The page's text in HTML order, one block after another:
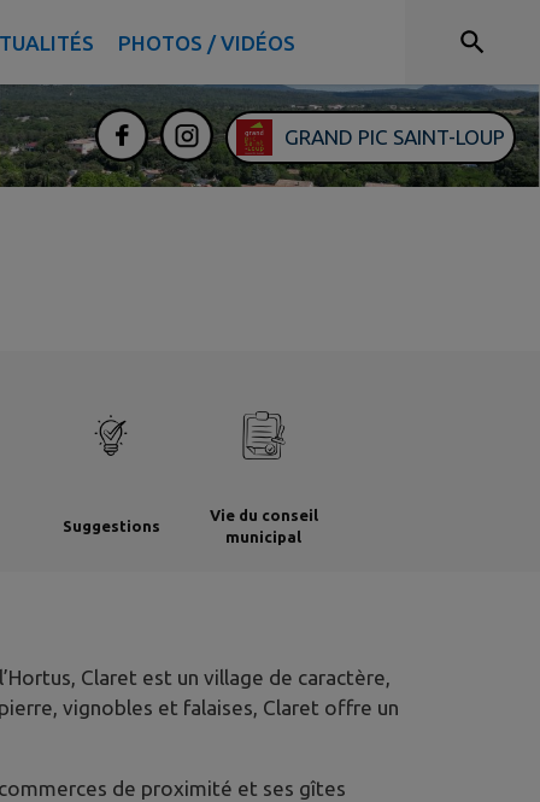
PHOTOS / VIDÉOS
GRAND PIC SAINT-LOUP
Suggestions
Vie du conseil
municipal
Claret est un village de caractère,
vignobles et falaises, Claret offre un
de proximité et ses gîtes